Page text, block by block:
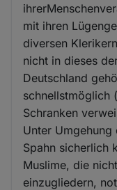
mit ihren
diversen
nicht in dieses
Deutschland
schnellstmöglich
Schranken
Unter
Spahn sicherlich
Muslime, die
einzugliedern,